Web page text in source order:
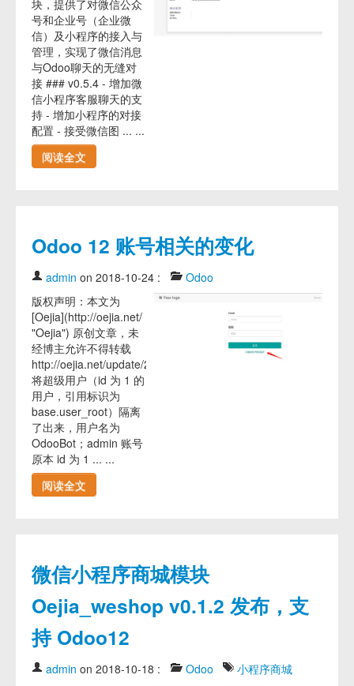
块，提供了对微信公众
号和企业号（企业微
信）及小程序的接入与
管理，实现了微信消息
与Odoo聊天的无缝对
接 ### v0.5.4 - 增加微
信小程序客服聊天的支
持 - 增加小程序的对接
配置 - 接受微信图 ... ...
阅读全文
Odoo 12 账号相关的变化
admin on 2018-10-24 :
Odoo
版权声明：本文为
[Oejia](http://oejia.net/
"Oejia") 原创文章，未
经博主允许不得转载
http://oejia.net/update/2018/10/24/odoo12_account.md
将超级用户（id 为 1 的
用户，引用标识为
base.user_root）隔离
了出来，用户名为
OdooBot；admin 账号
原本 id 为 1 ... ...
阅读全文
微信小程序商城模块
Oejia_weshop v0.1.2 发布，支
持 Odoo12
admin on 2018-10-18 : Odoo
小程序商城